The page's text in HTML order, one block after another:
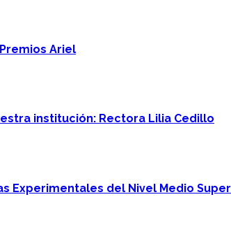
Ariel
institución: Rectora Lilia Cedillo
Experimentales del Nivel Medio